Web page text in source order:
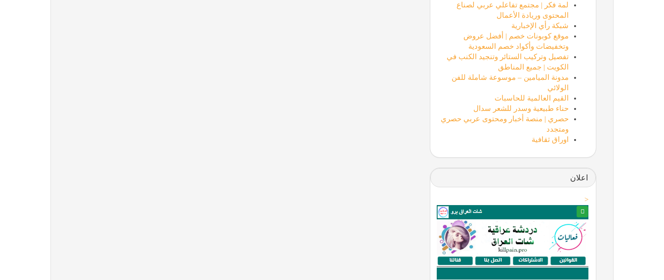
لمة فكر | مجتمع تفاعلي عربي لصناع
المحتوى وريادة الأعمال
شبكة رأي الإخبارية
موقع كوبونات خصم | أفضل عروض
وتخفيضات وأكواد خصم السعودية
تفصيل وتركيب الستائر وتنجيد الكنب في
الكويت | جميع المناطق
مدونة الميامين – موسوعة شاملة للفن
الولائي
القيم العالمية للحاسبات
حناء طبيعية وسدر للشعر سدال
حصري | منصة أخبار ومحتوى عربي حصري
ومتجدد
اوراق ثقافية
اعلان
<